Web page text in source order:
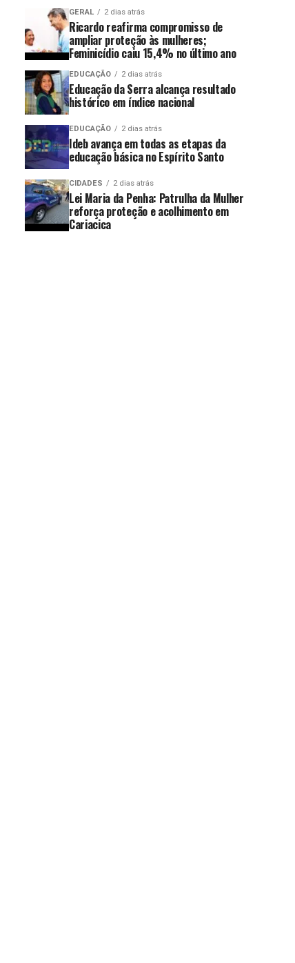
GERAL 2 dias atrás
Ricardo reafirma compromisso de
ampliar proteção às mulheres;
Feminicídio caiu 15,4% no último ano
EDUCAÇÃO 2 dias atrás
Educação da Serra alcança resultado
histórico em índice nacional
EDUCAÇÃO 2 dias atrás
Ideb avança em todas as etapas da
educação básica no Espírito Santo
CIDADES 2 dias atrás
Lei Maria da Penha: Patrulha da Mulher
reforça proteção e acolhimento em
Cariacica